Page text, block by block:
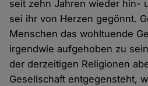
seit zehn Jahren wieder hin-
sei ihr von Herzen gegönnt.
Menschen das wohltuende
irgendwie aufgehoben zu
der derzeitigen Religionen
Gesellschaft entgegensteht,